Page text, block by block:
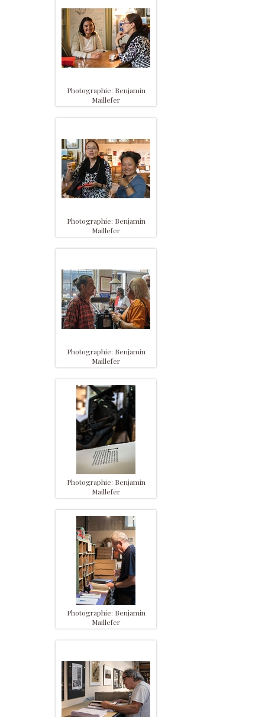
Photographie: Benjamin
Maillefer
Photographie: Benjamin
Maillefer
Photographie: Benjamin
Maillefer
Photographie: Benjamin
Maillefer
Photographie: Benjamin
Maillefer